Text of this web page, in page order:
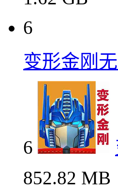
6
变形金刚
6
852.82 MB